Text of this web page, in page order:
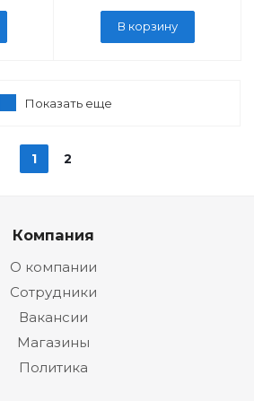
В корзину
Показать еще
1 2
Компания
О компании
Сотрудники
Вакансии
Магазины
Политика